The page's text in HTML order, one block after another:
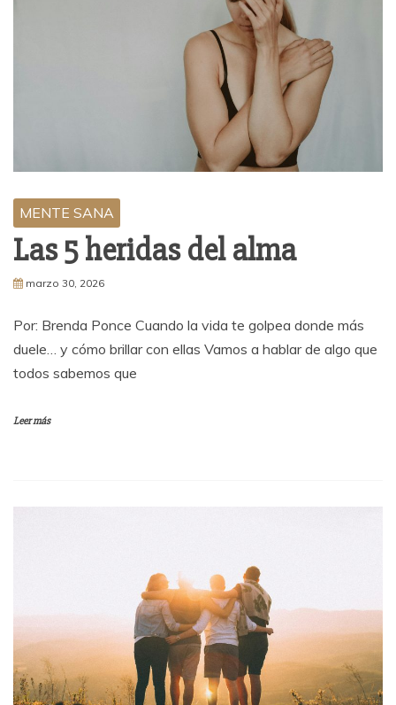
MENTE SANA
Las 5 heridas del alma
marzo 30, 2026
Por: Brenda Ponce Cuando la vida te golpea donde más
duele… y cómo brillar con ellas Vamos a hablar de algo que
todos sabemos que
Leer más